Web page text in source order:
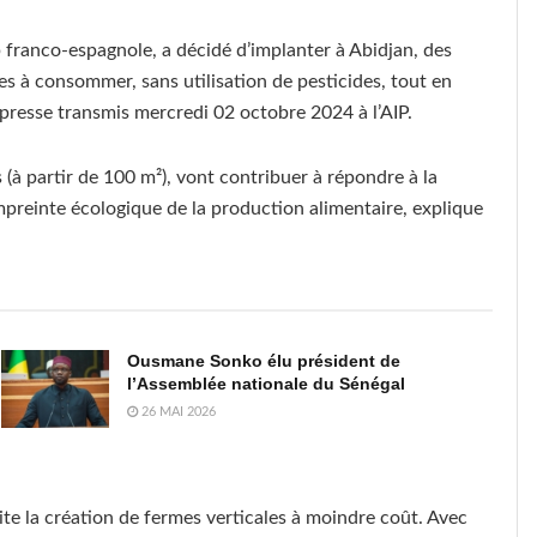
espagnole, a décidé d’implanter à Abidjan, des
à consommer, sans utilisation de pesticides, tout en
transmis mercredi 02 octobre 2024 à l’AIP.
partir de 100 m²), vont contribuer à répondre à la
écologique de la production alimentaire, explique
Ousmane Sonko élu président de
l’Assemblée nationale du Sénégal
26 MAI 2026
la création de fermes verticales à moindre coût. Avec